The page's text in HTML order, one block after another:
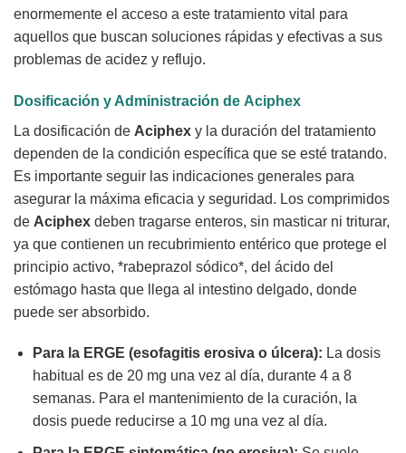
enormemente el acceso a este tratamiento vital para
aquellos que buscan soluciones rápidas y efectivas a sus
problemas de acidez y reflujo.
Dosificación y Administración de Aciphex
La dosificación de Aciphex y la duración del tratamiento
dependen de la condición específica que se esté tratando.
Es importante seguir las indicaciones generales para
asegurar la máxima eficacia y seguridad. Los comprimidos
de Aciphex deben tragarse enteros, sin masticar ni triturar,
ya que contienen un recubrimiento entérico que protege el
principio activo, *rabeprazol sódico*, del ácido del
estómago hasta que llega al intestino delgado, donde
puede ser absorbido.
Para la ERGE (esofagitis erosiva o úlcera): La dosis
habitual es de 20 mg una vez al día, durante 4 a 8
semanas. Para el mantenimiento de la curación, la
dosis puede reducirse a 10 mg una vez al día.